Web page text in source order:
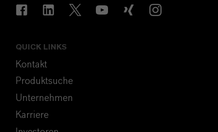
QUICK LINKS
Kontakt
Produktsuche
Unternehmen
Karriere